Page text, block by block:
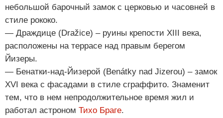
небольшой барочный замок с церковью и часовней в
стиле рококо.
— Драждице (Dražice) – руины крепости XIII века,
расположены на террасе над правым берегом
Йизеры.
— Бенатки-над-Йизерой (Benátky nad Jizerou) – замок
XVI века с фасадами в стиле сграффито. Знаменит
тем, что в нем непродолжительное время жил и
работал астроном Тихо Браге.